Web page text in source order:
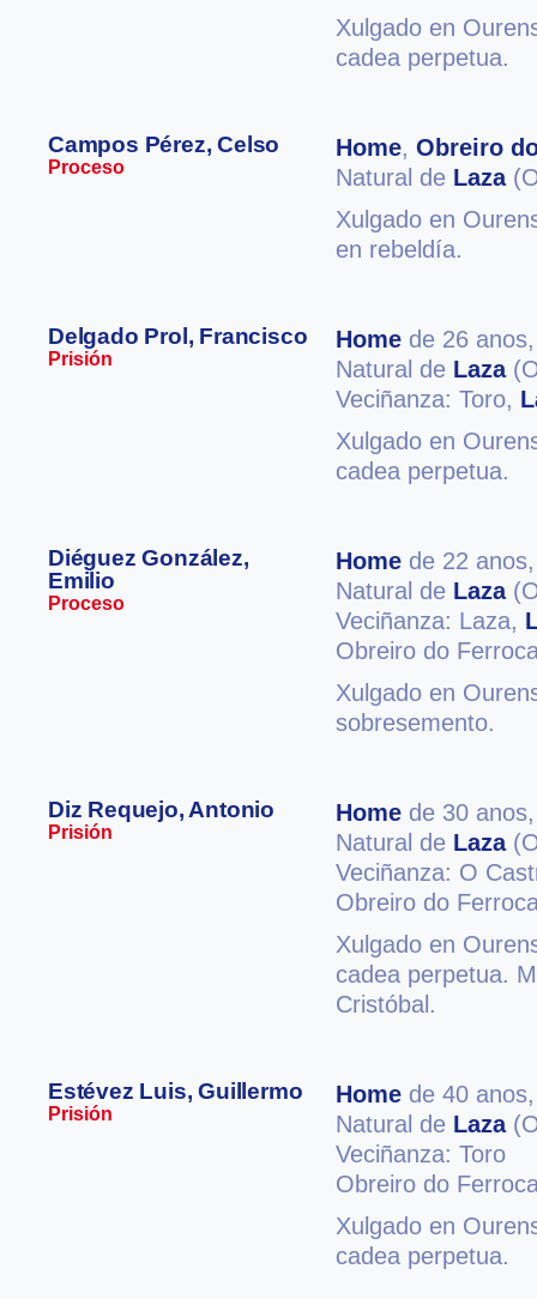
Xulgado en
cadea perpetua.
Campos Pérez, Celso
Proceso
Home, Obreiro
Natural de Laza
Xulgado en
en rebeldía.
Delgado Prol, Francisco
Prisión
Home de 26
Natural de Laza
Veciñanza: Toro,
Xulgado en
cadea perpetua.
Diéguez González,
Emilio
Proceso
Home de 22
Natural de Laza
Veciñanza: Laza,
Obreiro do
Xulgado en
sobresemento.
Diz Requejo, Antonio
Prisión
Home de 30
Natural de Laza
Veciñanza: O
Obreiro do
Xulgado en
cadea perpetua.
Cristóbal.
Estévez Luis, Guillermo
Prisión
Home de 40
Natural de Laza
Veciñanza: Toro
Obreiro do
Xulgado en
cadea perpetua.